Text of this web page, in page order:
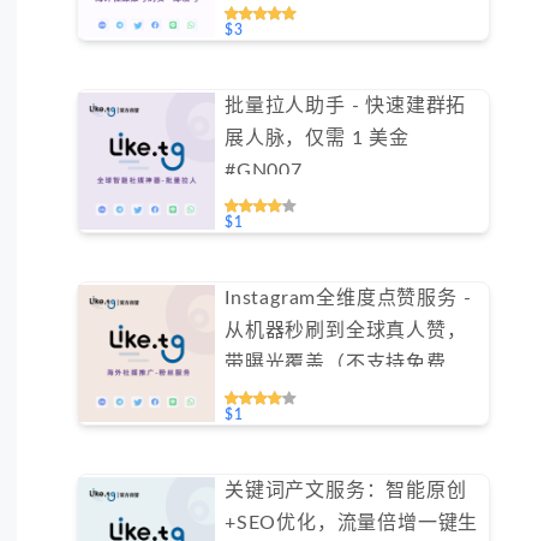
$3
批量拉人助手 - 快速建群拓
展人脉，仅需 1 美金
#GN007
$1
Instagram全维度点赞服务 -
从机器秒刷到全球真人赞，
带曝光覆盖（不支持免费测
试）
$1
关键词产文服务：智能原创
+SEO优化，流量倍增一键生